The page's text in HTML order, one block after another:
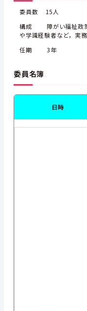
委員数 15人
構成 障がい福祉政策
や学識経験者など，実
任期 3年
委員名簿
日時